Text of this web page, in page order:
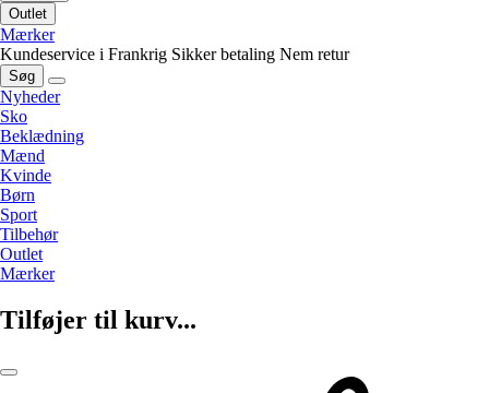
Outlet
Mærker
Kundeservice i Frankrig Sikker betaling Nem retur
Søg
Nyheder
Sko
Beklædning
Mænd
Kvinde
Børn
Sport
Tilbehør
Outlet
Mærker
Tilføjer til kurv...